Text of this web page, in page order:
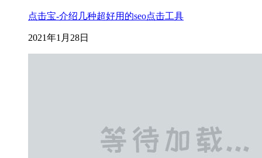
点击宝-介绍几种超好用的seo点击工具
2021年1月28日